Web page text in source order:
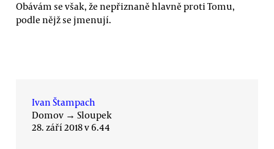
Obávám se však, že nepřiznaně hlavně proti Tomu,
podle nějž se jmenují.
Ivan Štampach
Domov → Sloupek
28. září 2018 v 6.44